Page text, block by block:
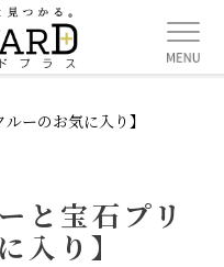
ーのお気に入り】
と宝石プリ
入り】